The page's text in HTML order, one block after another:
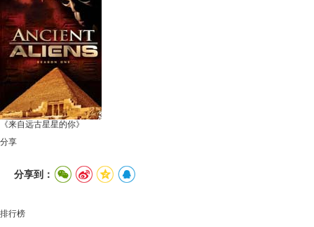
《来自远古星星的你》
分享
分享到：
排行榜